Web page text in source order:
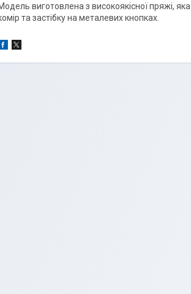
виготовлена з високоякісної пряжі,
та застібку на металевих кнопках.